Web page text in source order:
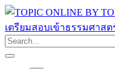
Skip
content